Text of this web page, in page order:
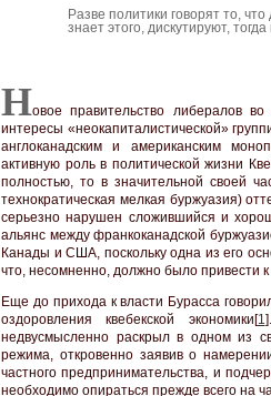
Разве политики говорят то,
знает этого, дискутируют,
Новое правительство либералов
интересы «неокапиталистической»
англоканадским и американским
активную роль в политической жизни
полностью, то в значительной своей
технократическая мелкая буржуазия)
серьезно нарушен сложившийся и
альянс между франкоканадской
Канады и США, поскольку одна из его
что, несомненно, должно было привести
Еще до прихода к власти Бурасса
оздоровления квебекской экономики[1
недвусмысленно раскрыл в одном из
режима, откровенно заявив о
частного предпринимательства, и
необходимо опираться прежде всего на